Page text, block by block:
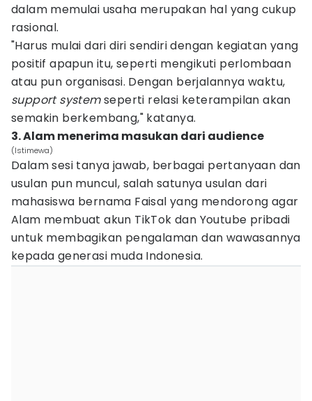
dalam memulai usaha merupakan hal yang cukup
rasional.
"Harus mulai dari diri sendiri dengan kegiatan yang
positif apapun itu, seperti mengikuti perlombaan
atau pun organisasi. Dengan berjalannya waktu,
support systemseperti relasi keterampilan akan
semakin berkembang," katanya.
3. Alam menerima masukan dari audience
(Istimewa)
Dalam sesi tanya jawab, berbagai pertanyaan dan
usulan pun muncul, salah satunya usulan dari
mahasiswa bernama Faisal yang mendorong agar
Alam membuat akun TikTok dan Youtube pribadi
untuk membagikan pengalaman dan wawasannya
kepada generasi muda Indonesia.